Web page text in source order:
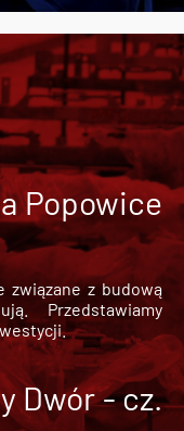
Popowice
związane z budową
Przedstawiamy
Dwór - cz.